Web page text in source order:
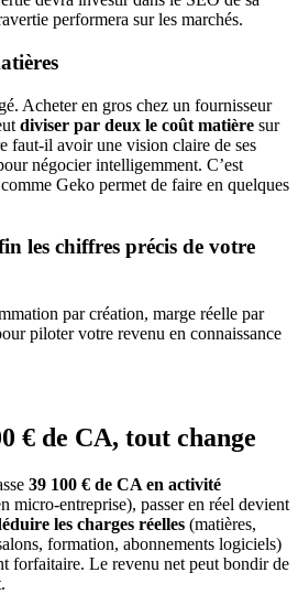
performera sur les marchés.
Acheter en gros chez un fournisseur
diviser par deux le coût matière sur
faut-il avoir une vision claire de ses
négocier intelligemment. C’est
Geko permet de faire en quelques
les chiffres précis de votre
par création, marge réelle par
piloter votre revenu en connaissance
€ de CA, tout change
39 100 € de CA en activité
micro-entreprise), passer en réel devient
les charges réelles (matières,
formation, abonnements logiciels)
forfaitaire. Le revenu net peut bondir de